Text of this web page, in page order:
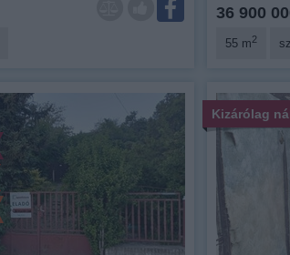
36 900
55 m2
Kizárólag